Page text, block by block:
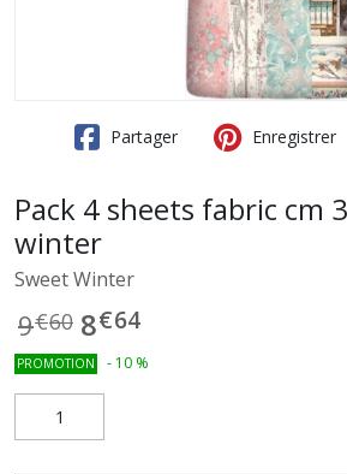
Partager Enregistrer
Pack 4 sheets fabric cm
winter
Sweet Winter
9€60 8€64
PROMOTION - 10 %